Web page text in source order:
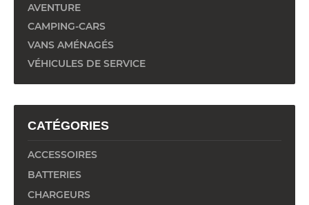
AVENTURE
CAMPING-CARS
VANS AMÉNAGÉS
VÉHICULES DE SERVICE
CATÉGORIES
ACCESSOIRES
BATTERIES
CHARGEURS